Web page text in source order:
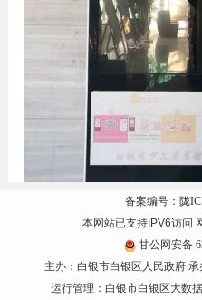
办公地址：白银区文化
联系电话：0943-8520009
备案编号：陇
本网站已支持IPV6访问
甘公网安备
主办：白银市白银区人民政府
运行管理：白银市白银区大数